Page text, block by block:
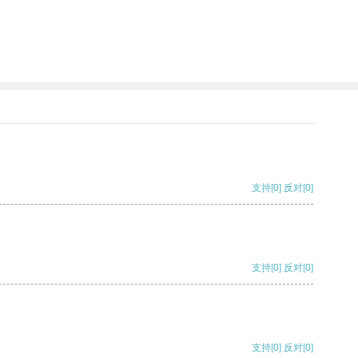
支持[0] 反对[0]
支持[0] 反对[0]
支持[0] 反对[0]